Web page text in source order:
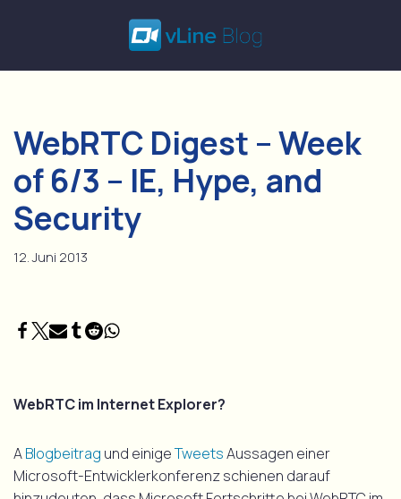
Inhalt
WebRTC Digest – Week
of 6/3 – IE, Hype, and
Security
12. Juni 2013
WebRTC im Internet Explorer?
ABlogbeitrag und einigeTweetsAussagen einer
Microsoft-Entwicklerkonferenz schienen darauf